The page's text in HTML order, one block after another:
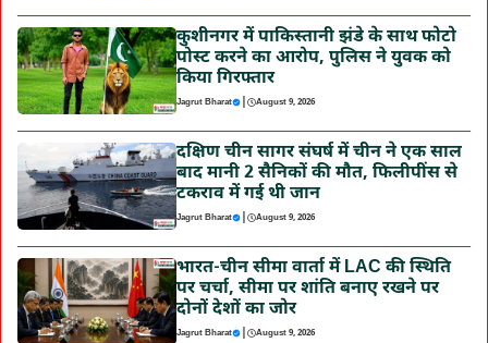
कुशीनगर में पाकिस्तानी झंडे के साथ फोटो
पोस्ट करने का आरोप, पुलिस ने युवक को
किया गिरफ्तार
Jagrut Bharat | August 9, 2026
दक्षिण चीन सागर संघर्ष में चीन ने एक साल
बाद मानी 2 सैनिकों की मौत, फिलीपींस से
टकराव में गई थी जान
Jagrut Bharat | August 9, 2026
भारत-चीन सीमा वार्ता में LAC की स्थिति
पर चर्चा, सीमा पर शांति बनाए रखने पर
दोनों देशों का जोर
Jagrut Bharat | August 9, 2026